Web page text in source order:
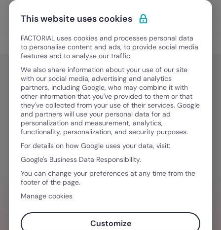
Ir al contenido
Pedir una demo
Gestión del Talento
Gestión del Talento
Qué es una plataforma de recursos
humanos y cómo transformar la
gestión de talento con tecnología
February 9, 2026· 8 minutos de lectura
¿NECESITAS AYUDA GESTIONANDO
EQUIPOS?
This website uses cookies
FACTORIAL uses cookies and processes personal data
to personalise content and ads, to provide social media
features and to analyse our traffic.
We also share information about your use of our site
with our social media, advertising and analytics
partners, including Google, who may combine it with
other information that you've provided to them or that
they've collected from your use of their services. Google
and partners will use your personal data for ad
personalization and measurement, analytics,
functionality, personalization, and security purposes.
For details on how Google uses your data, visit:
Google's Business Data Responsibility.
You can change your preferences at any time from the
footer of the page.
Manage cookies
Customize